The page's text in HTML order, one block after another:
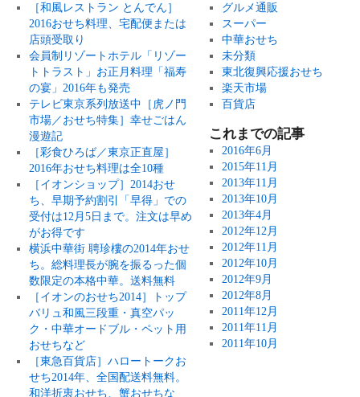
［和風レストラン とんでん］
2016おせち料理、宅配便または
店頭受取り
会員制リゾートホテル「リゾー
トトラスト」お正月料理「福寿
の宴」2016年も発売
テレビ東京系列放送中［虎ノ門
市場／おせち特集］幸せごはん
漫遊記
［彩食ひろば／東京正直屋］
2016年おせち料理は全10種
［イオンショップ］2014おせ
ち、早期予約割引「早得」での
受付は12月5日まで。注文は早め
がお得です
横浜中華街 聘珍樓の2014年おせ
ち。総料理長が腕を振るった個
数限定の本格中華。送料無料
［イオンのおせち2014］トップ
バリュ和風三段重・真空パッ
ク・中華オードブル・ペット用
おせちなど
［東急百貨店］ハロートークお
せち2014年、全国配送料無料。
和洋折衷おせち、蟹おせちな
グルメ通販
スーパー
中華おせち
未分類
東北復興応援おせち
楽天市場
百貨店
これまでの記事
2016年6月
2015年11月
2013年11月
2013年10月
2013年4月
2012年12月
2012年11月
2012年10月
2012年9月
2012年8月
2011年12月
2011年11月
2011年10月